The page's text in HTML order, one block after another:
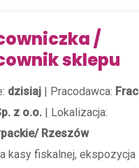
/
sklepu
dzisiaj | Pracodawca: Frac
z o.o. | Lokalizacja:
Rzeszów
kasy fiskalnej, ekspozycja